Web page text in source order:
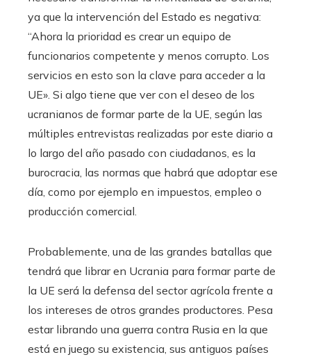
ya que la intervención del Estado es negativa:
“Ahora la prioridad es crear un equipo de
funcionarios competente y menos corrupto. Los
servicios en esto son la clave para acceder a la
UE». Si algo tiene que ver con el deseo de los
ucranianos de formar parte de la UE, según las
múltiples entrevistas realizadas por este diario a
lo largo del año pasado con ciudadanos, es la
burocracia, las normas que habrá que adoptar ese
día, como por ejemplo en impuestos, empleo o
producción comercial.
Probablemente, una de las grandes batallas que
tendrá que librar en Ucrania para formar parte de
la UE será la defensa del sector agrícola frente a
los intereses de otros grandes productores. Pesa
estar librando una guerra contra Rusia en la que
está en juego su existencia, sus antiguos países